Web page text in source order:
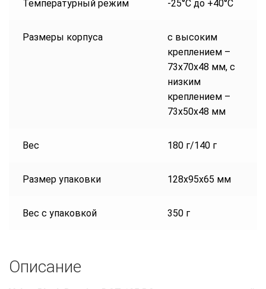
Температурный режим -25°С до +40°С
Размеры корпуса
с высоким
креплением –
73х70х48 мм, с
низким
креплением –
73х50х48 мм
Вес 180 г/140 г
Размер упаковки 128х95х65 мм
Вес с упаковкой 350 г
Описание